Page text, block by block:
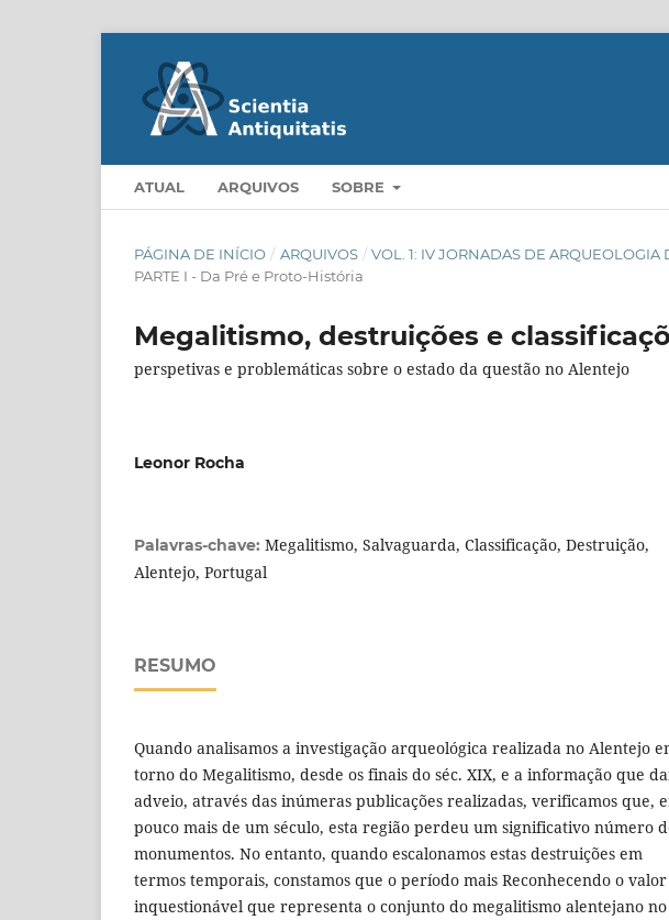
ATUAL ARQUIVOS SOBRE
PÁGINA DE INÍCIO / ARQUIVOS / VOL. 1: IV JORNADAS DE
PARTE I - Da Pré e Proto-História
Megalitismo, destruições e
perspetivas e problemáticas sobre o estado da questão no Alentejo
Leonor Rocha
Palavras-chave: Megalitismo, Salvaguarda, Classificação, Destruição,
Alentejo, Portugal
RESUMO
Quando analisamos a investigação arqueológica realizada no Alentejo
torno do Megalitismo, desde os finais do séc. XIX, e a informação que
adveio, através das inúmeras publicações realizadas, verificamos que,
pouco mais de um século, esta região perdeu um significativo número
monumentos. No entanto, quando escalonamos estas destruições em
termos temporais, constamos que o período mais Reconhecendo o valor
inquestionável que representa o conjunto do megalitismo alentejano no